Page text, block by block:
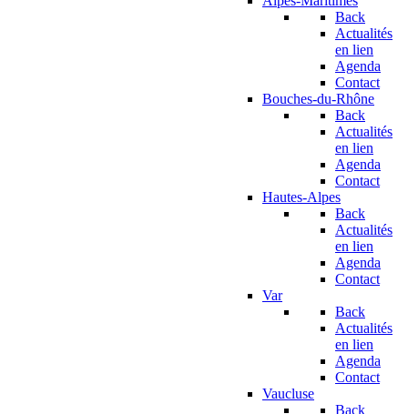
Back
Actualités
en lien
Agenda
Contact
Bouches-du-Rhône
Back
Actualités
en lien
Agenda
Contact
Hautes-Alpes
Back
Actualités
en lien
Agenda
Contact
Var
Back
Actualités
en lien
Agenda
Contact
Vaucluse
Back